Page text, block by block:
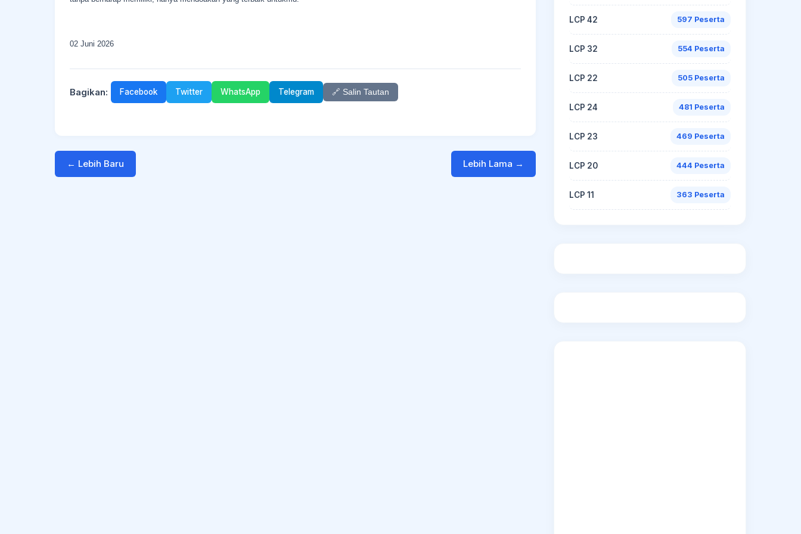
02 Juni 2026
Bagikan: Facebook Twitter WhatsApp Telegram 🔗 Salin Tautan
← Lebih Baru Lebih Lama →
LCP 42 597 Peserta
LCP 32 554 Peserta
LCP 22 505 Peserta
LCP 24 481 Peserta
LCP 23 469 Peserta
LCP 20 444 Peserta
LCP 11 363 Peserta